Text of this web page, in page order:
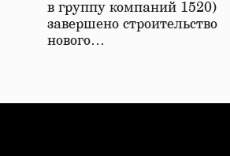
в группу компаний 1520)
завершено строительство
нового…